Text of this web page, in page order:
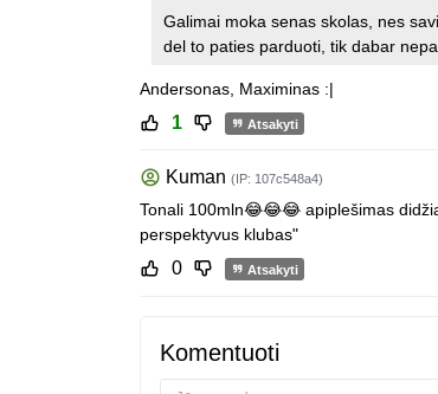
Galimai moka senas skolas, nes
del to paties parduoti, tik dabar
Andersonas, Maximinas :|
1 Atsakyti
Kuman (IP: 107c548a4)
Tonali 100mln😂😂😂 apiplešimas
perspektyvus klubas"
0 Atsakyti
Komentuoti